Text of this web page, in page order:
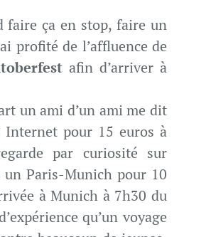
faire ça en stop, faire un
profité de l’affluence de
afin d’arriver à
un ami d’un ami me dit
pour 15 euros à
par curiosité sur
Paris-Munich pour 10
à Munich à 7h30 du
qu’un voyage